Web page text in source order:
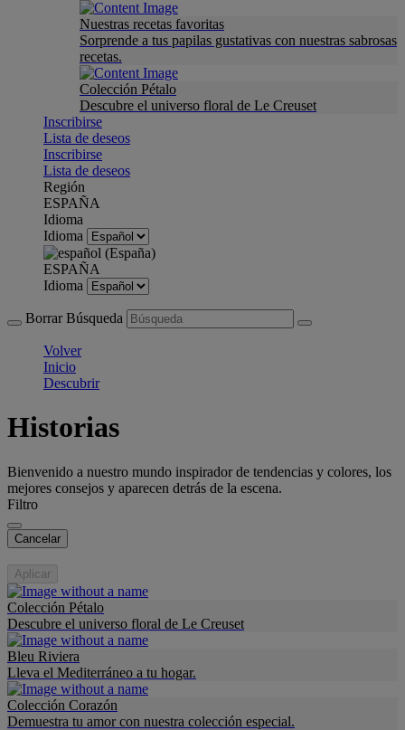
Nuestras recetas favoritas
Sorprende a tus papilas gustativas con nuestras sabrosas
recetas.
Colección Pétalo
Descubre el universo floral de Le Creuset
Inscribirse
Lista de deseos
Inscribirse
Lista de deseos
Región
ESPAÑA
Idioma
Idioma
ESPAÑA
Idioma
Borrar Búsqueda
Volver
Inicio
Descubrir
Historias
Bienvenido a nuestro mundo inspirador de tendencias y colores, los
mejores consejos y aparecen detrás de la escena.
Filtro
Cancelar
Aplicar
Colección Pétalo
Descubre el universo floral de Le Creuset
Bleu Riviera
Lleva el Mediterráneo a tu hogar.
Colección Corazón
Demuestra tu amor con nuestra colección especial.